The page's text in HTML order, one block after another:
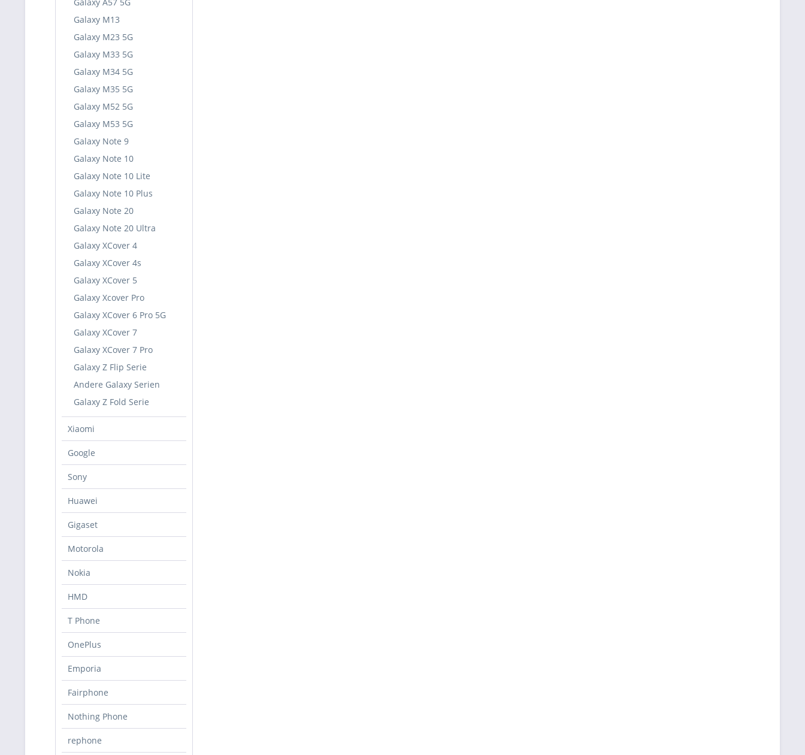
Galaxy M13
Galaxy M23 5G
Galaxy M33 5G
Galaxy M34 5G
Galaxy M35 5G
Galaxy M52 5G
Galaxy M53 5G
Galaxy Note 9
Galaxy Note 10
Galaxy Note 10 Lite
Galaxy Note 10 Plus
Galaxy Note 20
Galaxy Note 20 Ultra
Galaxy XCover 4
Galaxy XCover 4s
Galaxy XCover 5
Galaxy Xcover Pro
Galaxy XCover 6 Pro 5G
Galaxy XCover 7
Galaxy XCover 7 Pro
Galaxy Z Flip Serie
Andere Galaxy Serien
Galaxy Z Fold Serie
Xiaomi
Google
Sony
Huawei
Gigaset
Motorola
Nokia
HMD
T Phone
OnePlus
Emporia
Fairphone
Nothing Phone
rephone